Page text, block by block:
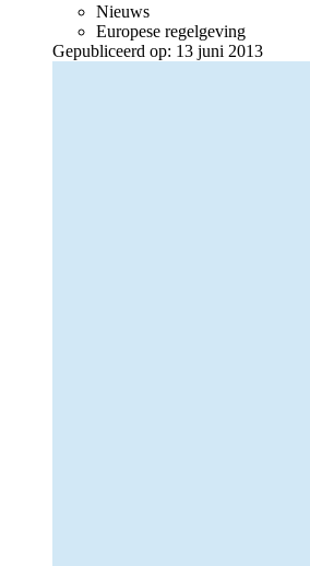
Nieuws
Europese regelgeving
Gepubliceerd op: 13 juni 2013